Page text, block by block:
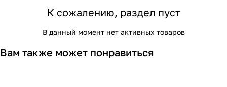
К сожалению, раздел пуст
В данный момент нет активных товаров
Вам также может понравиться